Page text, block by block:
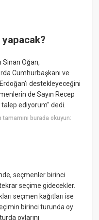
Sinan Oğan,
Cumhurbaşkanı ve
destekleyeceğini
de Sayın Recep
ediyorum" dedi.
tamamını burada okuyun:
seçmenler birinci
seçime gidecekler.
seçmen kağıtları ise
birinci turunda oy
oylarını